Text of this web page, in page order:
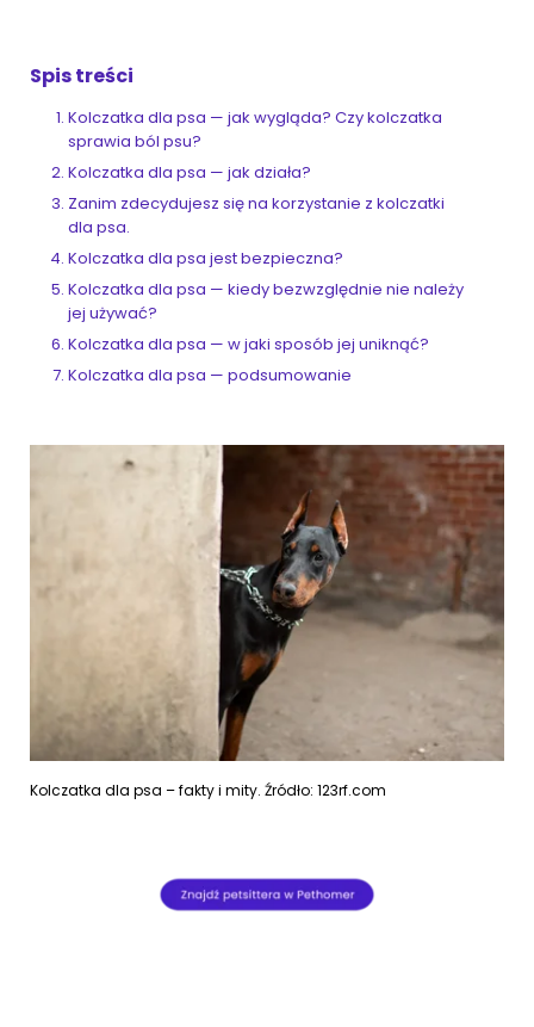
Spis treści
Kolczatka dla psa — jak wygląda? Czy kolczatka
sprawia ból psu?
Kolczatka dla psa — jak działa?
Zanim zdecydujesz się na korzystanie z kolczatki
dla psa.
Kolczatka dla psa jest bezpieczna?
Kolczatka dla psa — kiedy bezwzględnie nie należy
jej używać?
Kolczatka dla psa — w jaki sposób jej uniknąć?
Kolczatka dla psa — podsumowanie
Kolczatka dla psa – fakty i mity. Źródło: 123rf.com